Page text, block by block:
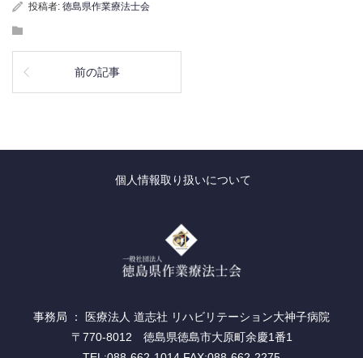
投稿者: 徳島県作業療法士会
前の記事
個人情報取り扱いについて
事務局 ： 医療法人 道志社 リハビリテーション大神子病院
〒770-8012 徳島県徳島市大原町余慶1番1